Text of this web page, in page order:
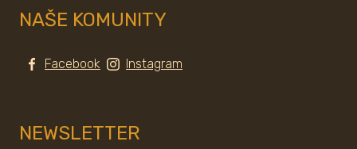
NAŠE KOMUNITY
Facebook Instagram
NEWSLETTER